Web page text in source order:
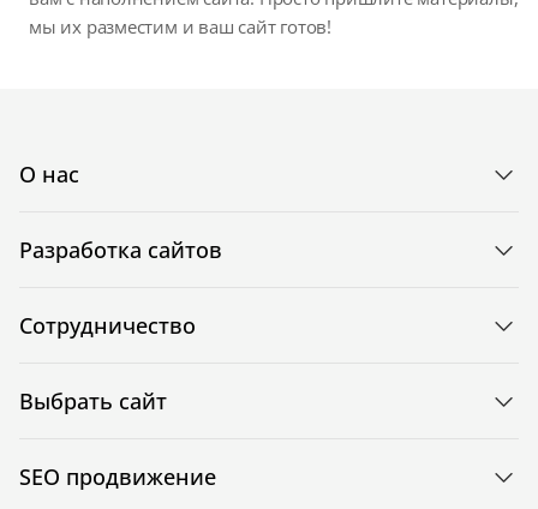
мы их разместим и ваш сайт готов!
О нас
Разработка сайтов
Сотрудничество
Выбрать сайт
SEO продвижение